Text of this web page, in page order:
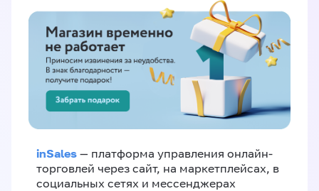
inSales — платформа управления онлайн-
торговлей через сайт, на маркетплейсах, в
социальных сетях и мессенджерах